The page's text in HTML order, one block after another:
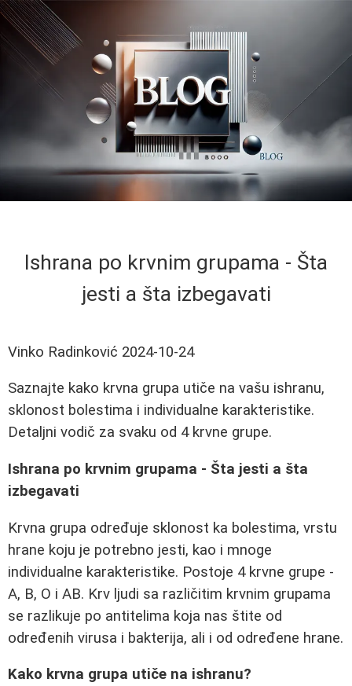
Ishrana po krvnim grupama - Šta
jesti a šta izbegavati
Vinko Radinković 2024-10-24
Saznajte kako krvna grupa utiče na vašu ishranu,
sklonost bolestima i individualne karakteristike.
Detaljni vodič za svaku od 4 krvne grupe.
Ishrana po krvnim grupama - Šta jesti a šta
izbegavati
Krvna grupa određuje sklonost ka bolestima, vrstu
hrane koju je potrebno jesti, kao i mnoge
individualne karakteristike. Postoje 4 krvne grupe -
A, B, O i AB. Krv ljudi sa različitim krvnim grupama
se razlikuje po antitelima koja nas štite od
određenih virusa i bakterija, ali i od određene hrane.
Kako krvna grupa utiče na ishranu?